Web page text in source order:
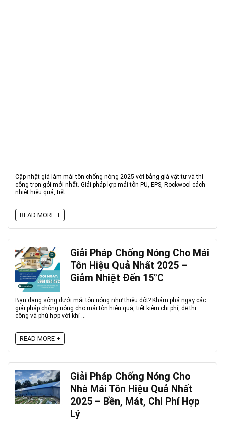
Cập nhật giá làm mái tôn chống nóng 2025 với bảng giá vật tư và thi
công trọn gói mới nhất. Giải pháp lợp mái tôn PU, EPS, Rockwool cách
nhiệt hiệu quả, tiết ...
READ MORE +
Giải Pháp Chống Nóng Cho Mái
Tôn Hiệu Quả Nhất 2025 –
Giảm Nhiệt Đến 15°C
Bạn đang sống dưới mái tôn nóng như thiêu đốt? Khám phá ngay các
giải pháp chống nóng cho mái tôn hiệu quả, tiết kiệm chi phí, dễ thi
công và phù hợp với khí ...
READ MORE +
Giải Pháp Chống Nóng Cho
Nhà Mái Tôn Hiệu Quả Nhất
2025 – Bền, Mát, Chi Phí Hợp
Lý